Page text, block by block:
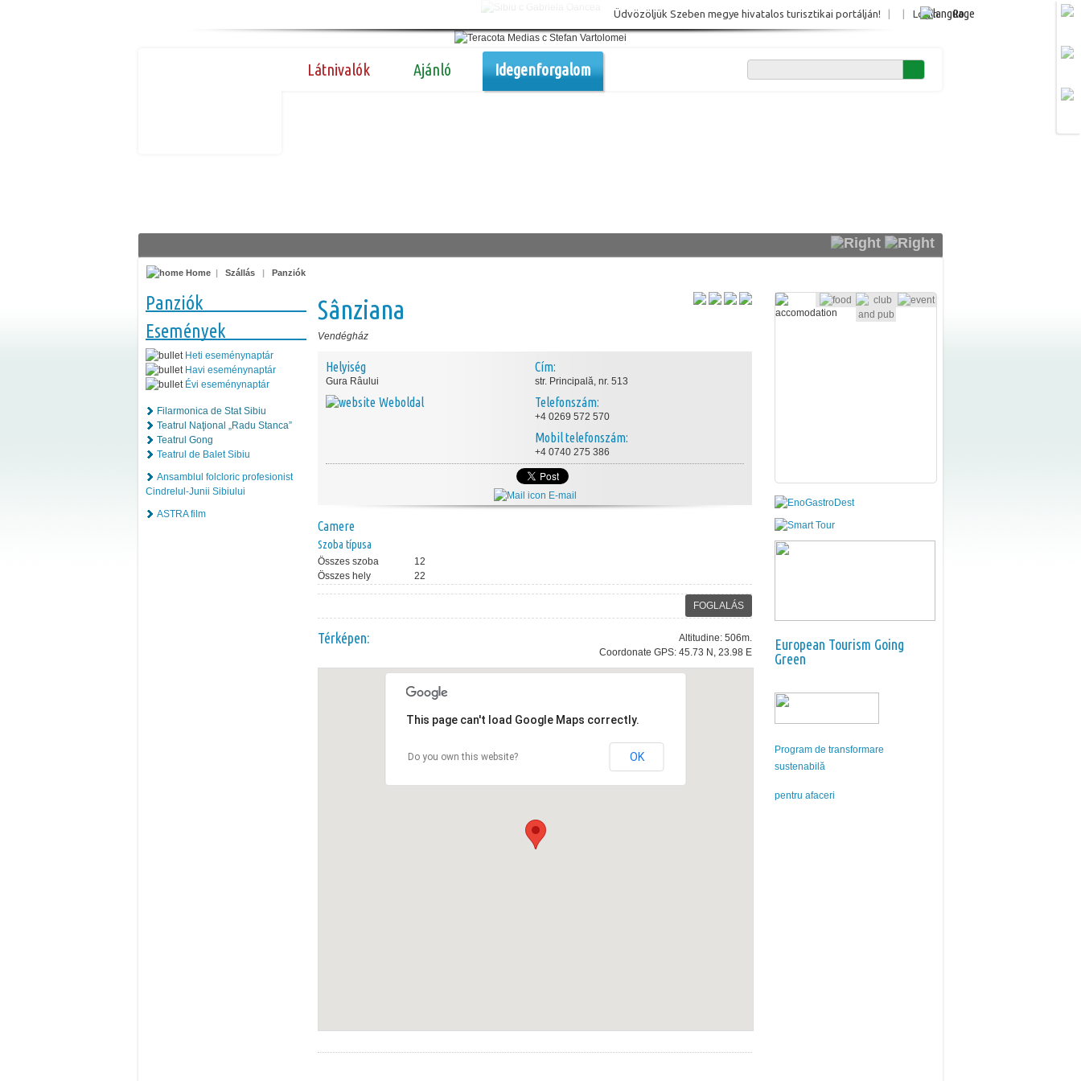
Login Ro
Üdvözöljük Szeben megye hivatalos turisztikai portálján!
Látnivalók Ajánló Idegenforgalom
Home | Szállás | Panziók
Panziók
Események
Heti eseménynaptár
Havi eseménynaptár
Évi eseménynaptár
Filarmonica de Stat Sibiu
Teatrul Naţional „Radu Stanca”
Teatrul Gong
Teatrul de Balet Sibiu
Ansamblul folcloric profesionist
Cindrelul-Junii Sibiului
ASTRA film
Sânziana
Vendégház
Helyiség
Gura Râului
Weboldal
Cím:
str. Principală, nr. 513
Telefonszám:
+4 0269 572 570
Mobil telefonszám:
+4 0740 275 386
E-mail
Camere
Szoba típusa
Összes szoba
12
Összes hely
22
FOGLALÁS
Altitudine: 506m.
Coordonate GPS: 45.73 N, 23.98 E
Térképen:
This page can't load Google Maps correctly.
Do you own this website? OK
European Tourism Going
Green
Program de transformare
sustenabilă
pentru afaceri